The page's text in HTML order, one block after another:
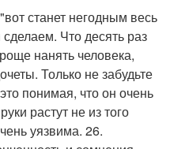
станет негодным весь
Что десять раз
нанять человека,
Только не забудьте
понимая, что он очень
растут не из того
уязвима. 26.